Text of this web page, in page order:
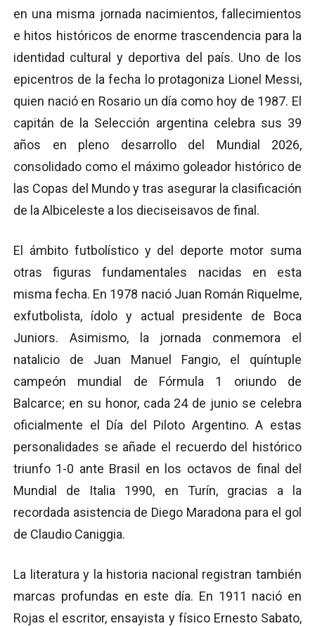
en una misma jornada nacimientos, fallecimientos
e hitos históricos de enorme trascendencia para la
identidad cultural y deportiva del país. Uno de los
epicentros de la fecha lo protagoniza Lionel Messi,
quien nació en Rosario un día como hoy de 1987. El
capitán de la Selección argentina celebra sus 39
años en pleno desarrollo del Mundial 2026,
consolidado como el máximo goleador histórico de
las Copas del Mundo y tras asegurar la clasificación
de la Albiceleste a los dieciseisavos de final.
El ámbito futbolístico y del deporte motor suma
otras figuras fundamentales nacidas en esta
misma fecha. En 1978 nació Juan Román Riquelme,
exfutbolista, ídolo y actual presidente de Boca
Juniors. Asimismo, la jornada conmemora el
natalicio de Juan Manuel Fangio, el quíntuple
campeón mundial de Fórmula 1 oriundo de
Balcarce; en su honor, cada 24 de junio se celebra
oficialmente el Día del Piloto Argentino. A estas
personalidades se añade el recuerdo del histórico
triunfo 1-0 ante Brasil en los octavos de final del
Mundial de Italia 1990, en Turín, gracias a la
recordada asistencia de Diego Maradona para el gol
de Claudio Caniggia.
La literatura y la historia nacional registran también
marcas profundas en este día. En 1911 nació en
Rojas el escritor, ensayista y físico Ernesto Sabato,